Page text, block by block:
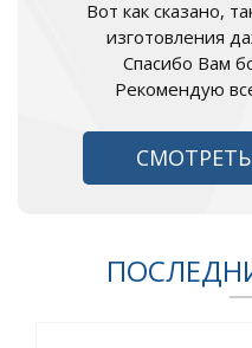
Вот как сказано,
изготовления
Спасибо Вам
Рекомендую